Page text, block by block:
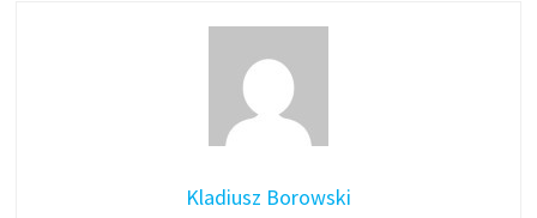
Kladiusz Borowski